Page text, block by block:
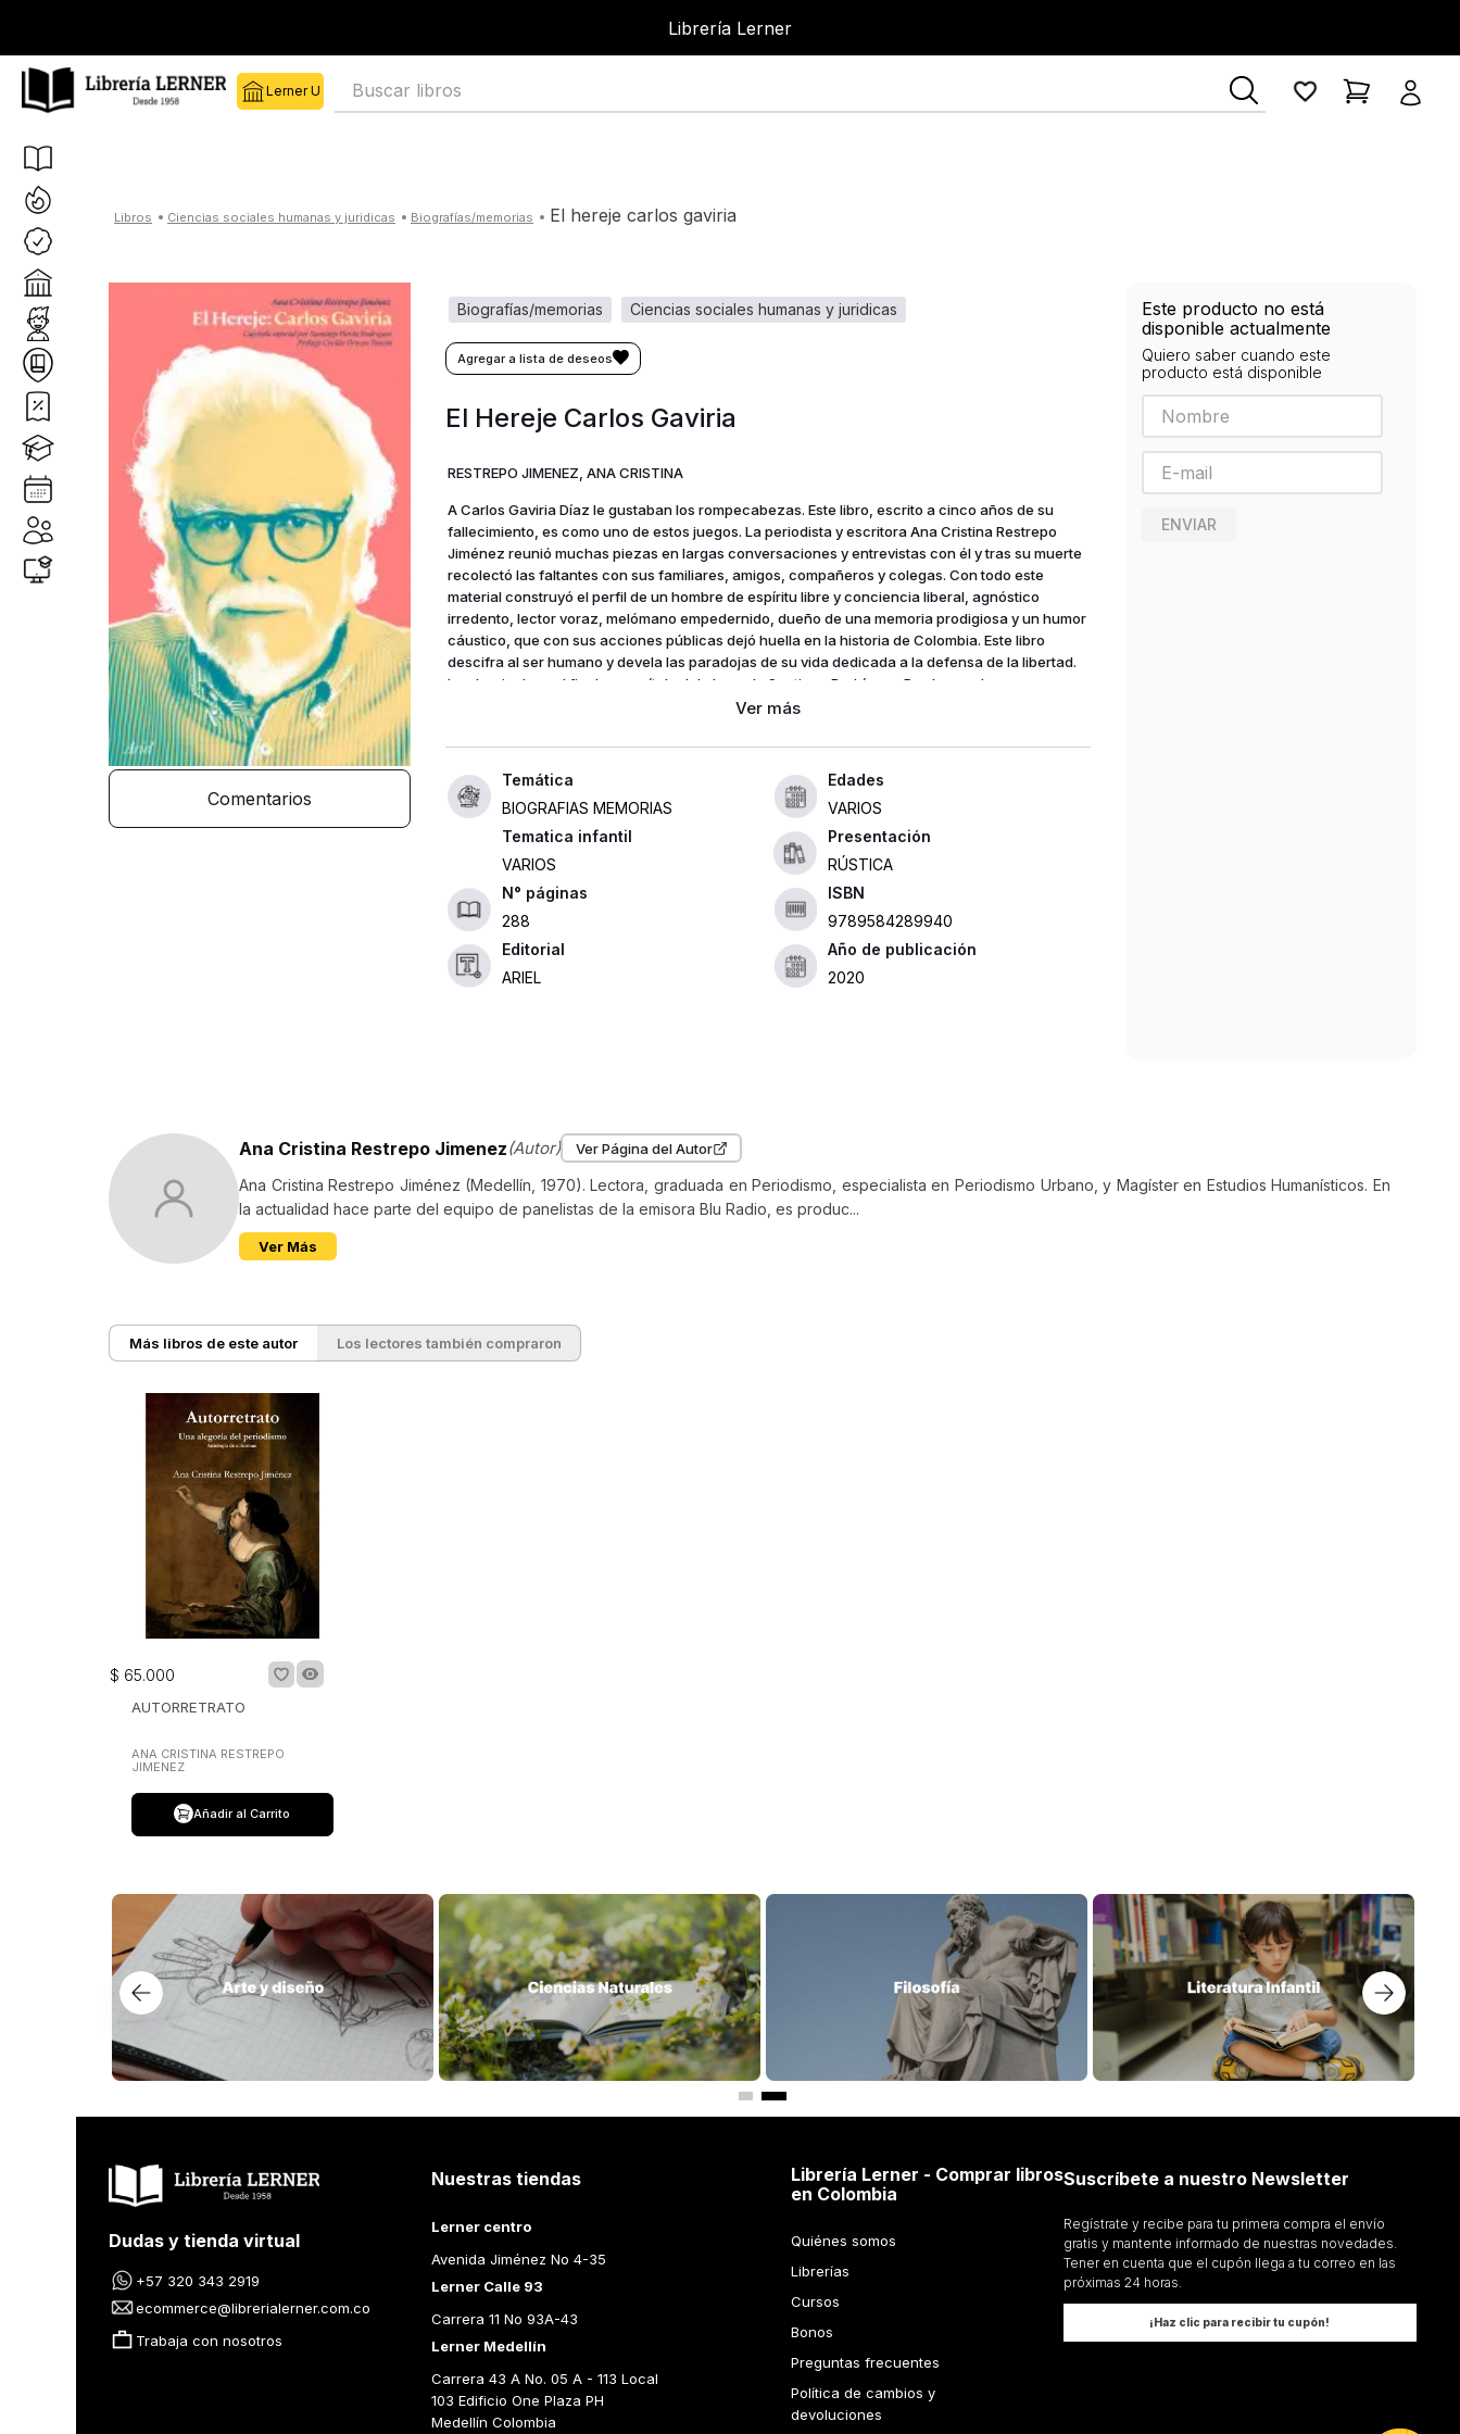
Librería Lerner
Buscar libros
ciencias sociales humanas y juridicas biografías/memorias el hereje carlos gaviria
Comentarios
ciencias sociales humanas y juridicas
biografías/memorias
El Hereje Carlos Gaviria
RESTREPO JIMENEZ, ANA CRISTINA
A Carlos Gaviria Díaz le gustaban los rompecabezas. Este libro, escrito a cinco años de su
fallecimiento, es como uno de estos juegos. La periodista y escritora Ana Cristina Restrepo
Jiménez reunió muchas piezas en largas conversaciones y entrevistas con él y tras su muerte
recolectó las faltantes con sus familiares, amigos, compañeros y colegas. Con todo este
material construyó el perfil de un hombre de espíritu libre y conciencia liberal, agnóstico
irredento, lector voraz, melómano empedernido, dueño de una memoria prodigiosa y un humor
cáustico, que con sus acciones públicas dejó huella en la historia de Colombia. Este libro
descifra al ser humano y devela las paradojas de su vida dedicada a la defensa de la libertad.
La obra incluye al final un capítulo del abogado Santiago Rodríguez Pardo, en el que se
analizan en detalle los ocho años que Gaviria fue magistrado de la Corte Constitucional, que
BIOGRAFIAS MEMORIAS
Edades
VARIOS
Tematica infantil
VARIOS
Presentación
RÚSTICA
288
ISBN
9789584289940
Editorial
ARIEL
Año de publicación
2020
Este producto no está
disponible actualmente
Quiero saber cuando este
producto está disponible
ENVIAR
Ana Cristina Restrepo Jimenez(Autor) Ver Página del Autor
Ana Cristina Restrepo Jiménez (Medellín, 1970). Lectora, graduada en Periodismo, especialista en Periodismo Urbano, y Magíster en Estudios Humanísticos. En
la actualidad hace parte del equipo de panelistas de la emisora Blu Radio, es produc...
Ver Más
Más libros de este autor Los lectores también compraron
$ 65.000
AUTORRETRATO
ANA CRISTINA RESTREPO
JIMENEZ
Añadir al Carrito
Dudas y tienda virtual
+57 320 343 2919
ecommerce@librerialerner.com.co
Trabaja con nosotros
Nuestras tiendas
Lerner centro
Avenida Jiménez No 4-35
Lerner Calle 93
Carrera 11 No 93A-43
Lerner Medellín
Carrera 43 A No. 05 A - 113 Local
103 Edificio One Plaza PH
Medellín Colombia
Librería Lerner - Comprar libros
en Colombia
Quiénes somos
Librerías
Cursos
Bonos
Preguntas frecuentes
Política de cambios y
devoluciones
Suscríbete a nuestro Newsletter
Regístrate y recibe para tu primera compra el envío
gratis y mantente informado de nuestras novedades.
Tener en cuenta que el cupón llega a tu correo en las
próximas 24 horas.
¡Haz clic para recibir tu cupón!